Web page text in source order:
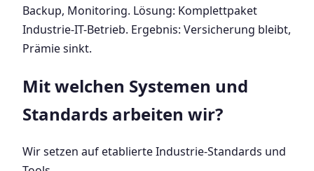
Backup, Monitoring. Lösung: Komplettpaket
Industrie-IT-Betrieb. Ergebnis: Versicherung bleibt,
Prämie sinkt.
Mit welchen Systemen und
Standards arbeiten wir?
Wir setzen auf etablierte Industrie-Standards und